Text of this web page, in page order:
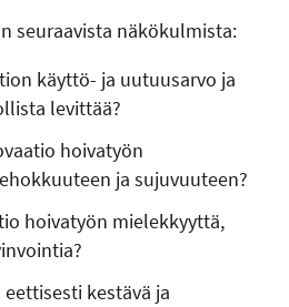
seuraavista näkökulmista:
käyttö- ja uutuusarvo ja
levittää?
hoivatyön
ja sujuvuuteen?
hoivatyön mielekkyyttä,
kestävä ja